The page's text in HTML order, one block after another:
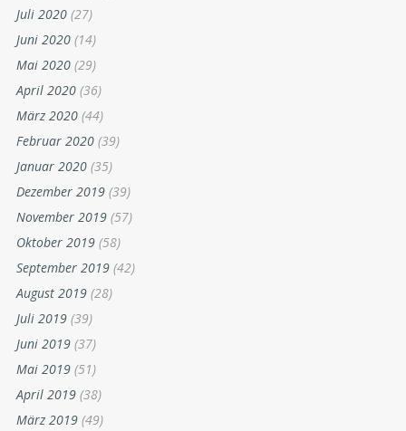
Juli 2020 (27)
Juni 2020 (14)
Mai 2020 (29)
April 2020 (36)
März 2020 (44)
Februar 2020 (39)
Januar 2020 (35)
Dezember 2019 (39)
November 2019 (57)
Oktober 2019 (58)
September 2019 (42)
August 2019 (28)
Juli 2019 (39)
Juni 2019 (37)
Mai 2019 (51)
April 2019 (38)
März 2019 (49)